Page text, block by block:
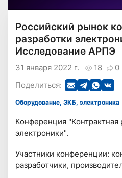
Российский рынок
разработки
Исследование АРПЭ
18 0
31 января 2022 г.
Поделиться:
Оборудование, ЭКБ, электроника
Конференция "Контрактная
электроники".
Участники конференции:
разработчики,